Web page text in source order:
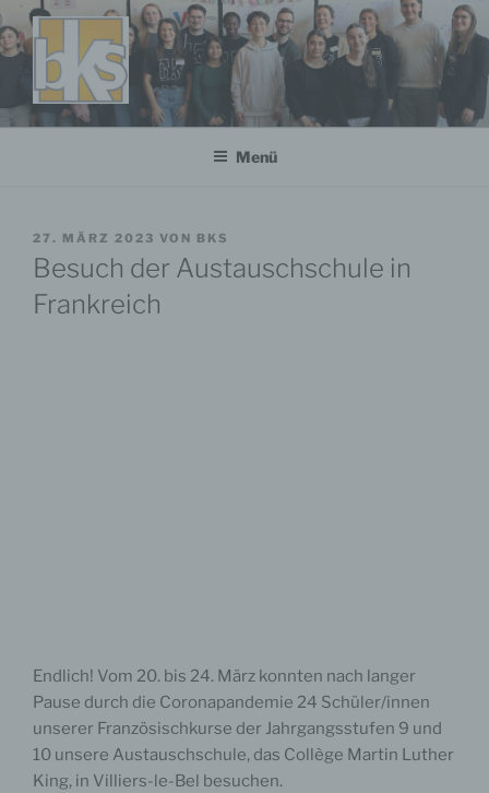
Zum
Inhalt
springen
Menü
VERÖFFENTLICHT
AM
27. MÄRZ 2023 VON BKS
Besuch der Austauschschule in
Frankreich
Endlich! Vom 20. bis 24. März konnten nach langer
Pause durch die Coronapandemie 24 Schüler/innen
unserer Französischkurse der Jahrgangsstufen 9 und
10 unsere Austauschschule, das Collège Martin Luther
King, in Villiers-le-Bel besuchen.